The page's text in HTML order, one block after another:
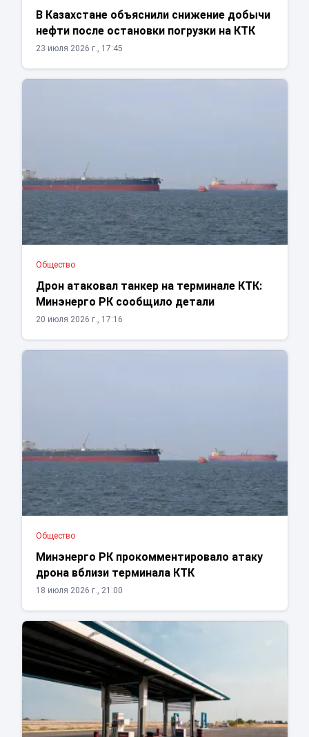
В Казахстане объяснили снижение добычи
нефти после остановки погрузки на КТК
23 июля 2026 г., 17:45
Общество
Дрон атаковал танкер на терминале КТК:
Минэнерго РК сообщило детали
20 июля 2026 г., 17:16
Общество
Минэнерго РК прокомментировало атаку
дрона вблизи терминала КТК
18 июля 2026 г., 21:00